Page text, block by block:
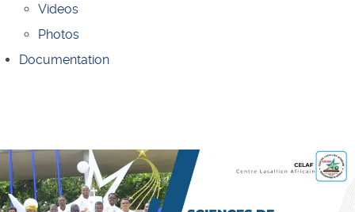
Videos
Photos
Documentation